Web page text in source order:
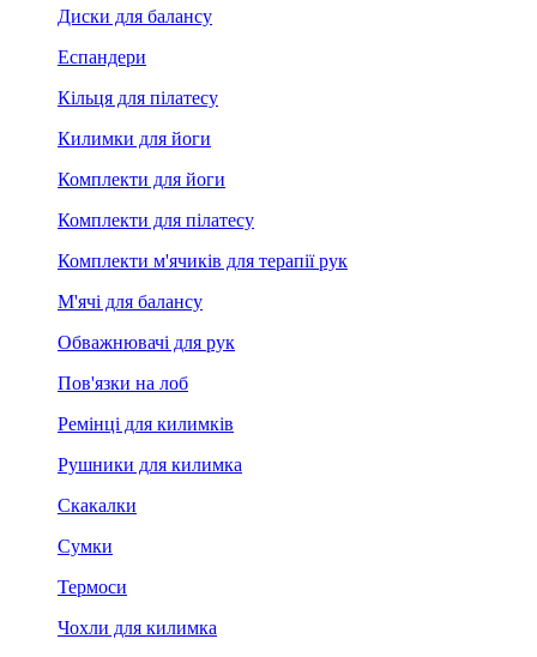
Диски для балансу
Еспандери
Кільця для пілатесу
Килимки для йоги
Комплекти для йоги
Комплекти для пілатесу
Комплекти м'ячиків для терапії рук
М'ячі для балансу
Обважнювачі для рук
Пов'язки на лоб
Ремінці для килимків
Рушники для килимка
Скакалки
Сумки
Термоси
Чохли для килимка